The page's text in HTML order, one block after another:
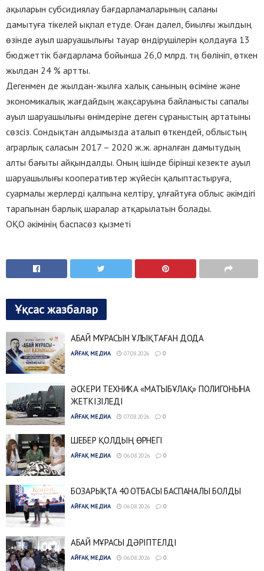
ақыларын субсидиялау бағдарламаларының саланы
дамытуға тікелей ықпал етуде. Оған дәлел, биылғы жылдың
өзінде ауыл шаруашылығы тауар өндірушілерін қолдауға 13
бюджеттік бағдарлама бойынша 26,0 млрд. тң бөлініп, өткен
жылдан 24 % артты.
Дегенмен де жылдан-жылға халық санының өсіміне және
экономикалық жағдайдың жақсаруына байланысты сапалы
ауыл шаруашылығы өнімдеріне деген сұраныстың артатыны
сөзсіз. Сондықтан алдымызда аталып өткендей, облыстың
аграрлық саласын 2017 – 2020 ж.ж. арналған дамытудың
алты бағыты айқындалды. Оның ішінде бірінші кезекте ауыл
шаруашылығы кооперативтер жүйесін қалыптастыруға,
суармалы жерлерді қалпына келтіру, ұлғайтуға облыс әкімдігі
тарапынан барлық шаралар атқарылатын болады.
ОҚО әкімінің баспасөз қызметі
Ұқсас жазбалар
АБАЙ МҰРАСЫН ҰЛЫҚТАҒАН ДОДА
АЙҒАҚ МЕДИА 07.08.2026 0
ӘСКЕРИ ТЕХНИКА «МАТЫБҰЛАҚ» ПОЛИГОНЫНА
ЖЕТКІЗІЛЕДІ
АЙҒАҚ МЕДИА 07.08.2026 0
ШЕБЕР ҚОЛДЫҢ ӨРНЕГІ
АЙҒАҚ МЕДИА 06.08.2026 0
БОЗАРЫҚТА 40 ОТБАСЫ БАСПАНАЛЫ БОЛДЫ
АЙҒАҚ МЕДИА 06.08.2026 0
АБАЙ МҰРАСЫ ДӘРІПТЕЛДІ
АЙҒАҚ МЕДИА 06.08.2026 0